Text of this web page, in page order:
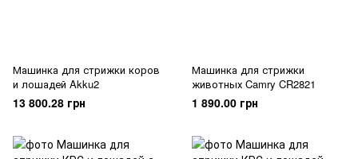
Машинка для стрижки коров
и лошадей Akku2
13 800.28 грн
Машинка для стрижки
животных Camry CR2821
1 890.00 грн